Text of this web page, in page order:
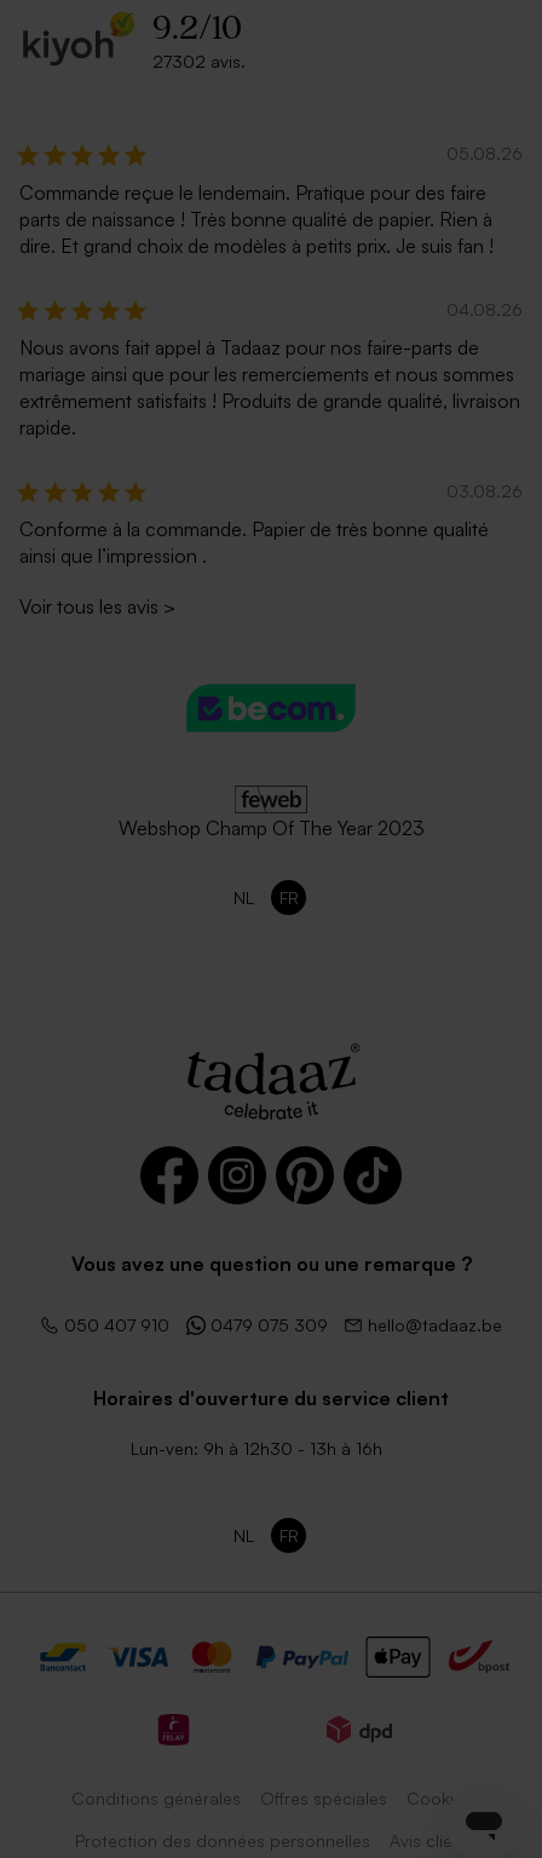
9.2/10
27302 avis.
05.08.26
Commande reçue le lendemain. Pratique pour des faire
parts de naissance ! Très bonne qualité de papier. Rien à
dire. Et grand choix de modèles à petits prix. Je suis fan !
04.08.26
Nous avons fait appel à Tadaaz pour nos faire-parts de
mariage ainsi que pour les remerciements et nous sommes
extrêmement satisfaits ! Produits de grande qualité, livraison
rapide.
03.08.26
Conforme à la commande. Papier de très bonne qualité
ainsi que l’impression .
Voir tous les avis >
Webshop Champ Of The Year 2023
NL FR
Vous avez une question ou une remarque ?
050 407 910 0479 075 309 hello@tadaaz.be
Horaires d'ouverture du service client
Lun-ven: 9h à 12h30 - 13h à 16h
NL FR
Conditions générales Offres spéciales Cookies
Protection des données personnelles Avis client